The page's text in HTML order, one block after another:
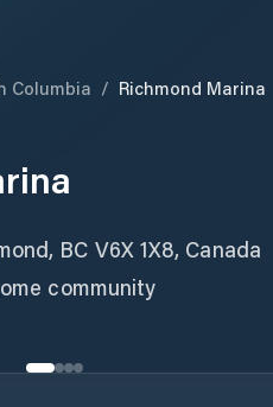
Columbia / Richmond Marina
BC V6X 1X8, Canada
community